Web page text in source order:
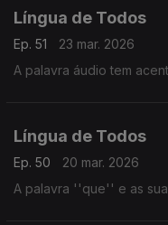
Língua de Todos
Ep. 51
23 mar. 2026
A palavra áudio tem
Língua de Todos
Ep. 50
20 mar. 2026
A palavra ''que'' e as